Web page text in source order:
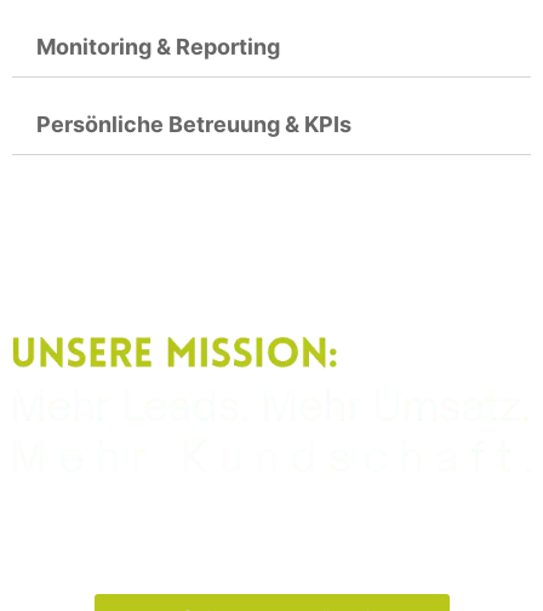
Monitoring & Reporting
Persönliche Betreuung & KPIs